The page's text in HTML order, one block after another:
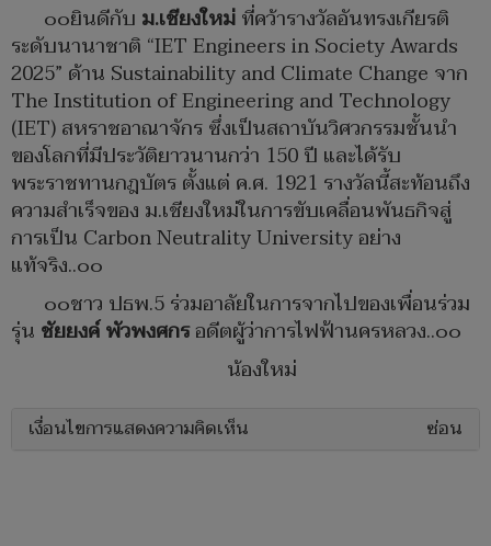
๐๐ยินดีกับ ม.เชียงใหม่ที่คว้ารางวัลอันทรงเกียรติ
ระดับนานาชาติ “IET Engineers in Society Awards
2025” ด้าน Sustainability and Climate Change จาก
The Institution of Engineering and Technology
(IET) สหราชอาณาจักร ซึ่งเป็นสถาบันวิศวกรรมชั้นนำ
ของโลกที่มีประวัติยาวนานกว่า 150 ปี และได้รับ
พระราชทานกฎบัตร ตั้งแต่ ค.ศ. 1921 รางวัลนี้สะท้อนถึง
ความสำเร็จของ ม.เชียงใหม่ในการขับเคลื่อนพันธกิจสู่
การเป็น Carbon Neutrality University อย่าง
แท้จริง..๐๐
๐๐ชาว ปธพ.5 ร่วมอาลัยในการจากไปของเพื่อนร่วม
รุ่น ชัยยงค์ พัวพงศกรอดีตผู้ว่าการไฟฟ้านครหลวง..๐๐
น้องใหม่
เงื่อนไขการแสดงความคิดเห็น ซ่อน